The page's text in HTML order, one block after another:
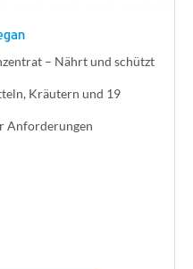
– Nährt und schützt
Kräutern und 19
Anforderungen